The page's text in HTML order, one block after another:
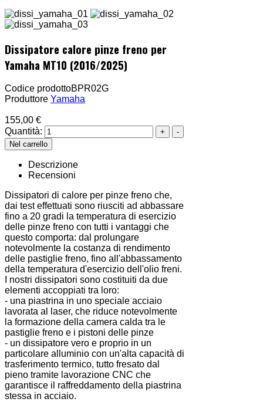
Dissipatore calore pinze freno per
Yamaha MT10 (2016/2025)
Codice prodottoBPR02G
Produttore Yamaha
155,00 €
Quantità:
Descrizione
Recensioni
Dissipatori di calore per pinze freno che,
dai test effettuati sono riusciti ad abbassare
fino a 20 gradi la temperatura di esercizio
delle pinze freno con tutti i vantaggi che
questo comporta: dal prolungare
notevolmente la costanza di rendimento
delle pastiglie freno, fino all'abbassamento
della temperatura d'esercizio dell'olio freni.
I nostri dissipatori sono costituiti da due
elementi accoppiati tra loro:
- una piastrina in uno speciale acciaio
lavorata al laser, che riduce notevolmente
la formazione della camera calda tra le
pastiglie freno e i pistoni delle pinze
- un dissipatore vero e proprio in un
particolare alluminio con un'alta capacità di
trasferimento termico, tutto fresato dal
pieno tramite lavorazione CNC che
garantisce il raffreddamento della piastrina
stessa in acciaio.